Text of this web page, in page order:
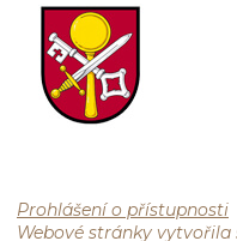
Prohlášení o přístupnosti
Webové stránky vytvořila